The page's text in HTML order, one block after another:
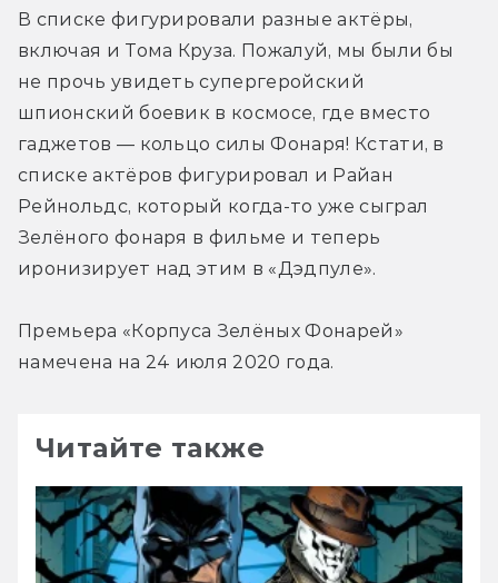
В списке фигурировали разные актёры,
включая и Тома Круза. Пожалуй, мы были бы
не прочь увидеть супергеройский
шпионский боевик в космосе, где вместо
гаджетов — кольцо силы Фонаря! Кстати, в
списке актёров фигурировал и Райан
Рейнольдс, который когда-то уже сыграл
Зелёного фонаря в фильме и теперь
иронизирует над этим в «Дэдпуле».
Премьера «Корпуса Зелёных Фонарей»
намечена на 24 июля 2020 года.
Читайте также